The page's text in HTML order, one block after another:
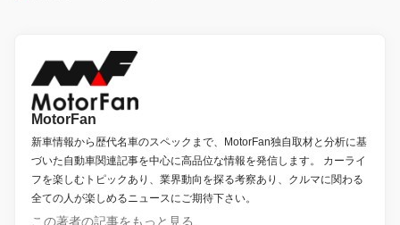
MotorFan
新車情報から歴代名車のスペックまで、MotorFan独自取材と分析に基
づいた自動車関連記事を中心に高品位な情報を発信します。 カーライ
フを楽しむトピックあり、業界動向を探る考察あり、クルマに関わる
全ての人が楽しめるニュースにご期待下さい。
この著者の記事をもっと見る